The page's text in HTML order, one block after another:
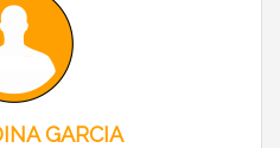
GARCIA